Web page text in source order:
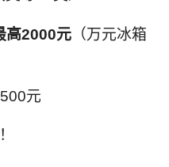
高2000元（万元冰箱
元